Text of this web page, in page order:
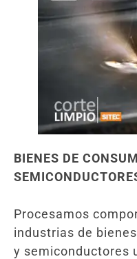
BIENES DE
Procesamos
industrias de
y semiconductores